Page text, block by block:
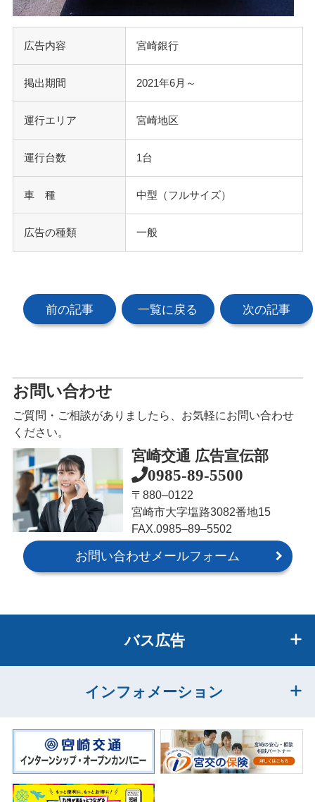
広告内容 宮崎銀行
掲出期間 2021年6月～
運行エリア 宮崎地区
運行台数 1台
車 種 中型（フルサイズ）
広告の種類 一般
前の記事 一覧に戻る 次の記事
お問い合わせ
ご質問・ご相談がありましたら、お気軽にお問い合わせ
ください。
宮崎交通 広告宣伝部
0985-89-5500
〒880‒0122
宮崎市大字塩路3082番地15
FAX.0985‒89‒5502
お問い合わせメールフォーム
バス広告
インフォメーション